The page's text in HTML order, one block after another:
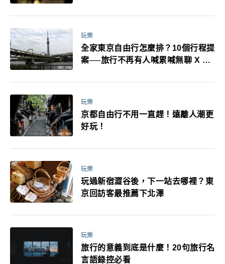
萬！注意事項一次看！
玩樂
全家東京自由行怎麼排？10個行程提
案──旅行不再有人喊累喊無聊 X 爸
玩樂
京都自由行不用一直趕！遠離人潮更
好玩！
玩樂
玩過新宿澀谷後，下一站去哪裡？東
京回訪客最推薦下北澤
玩樂
旅行的意義到底是什麼！20句旅行名
言語錄控必看